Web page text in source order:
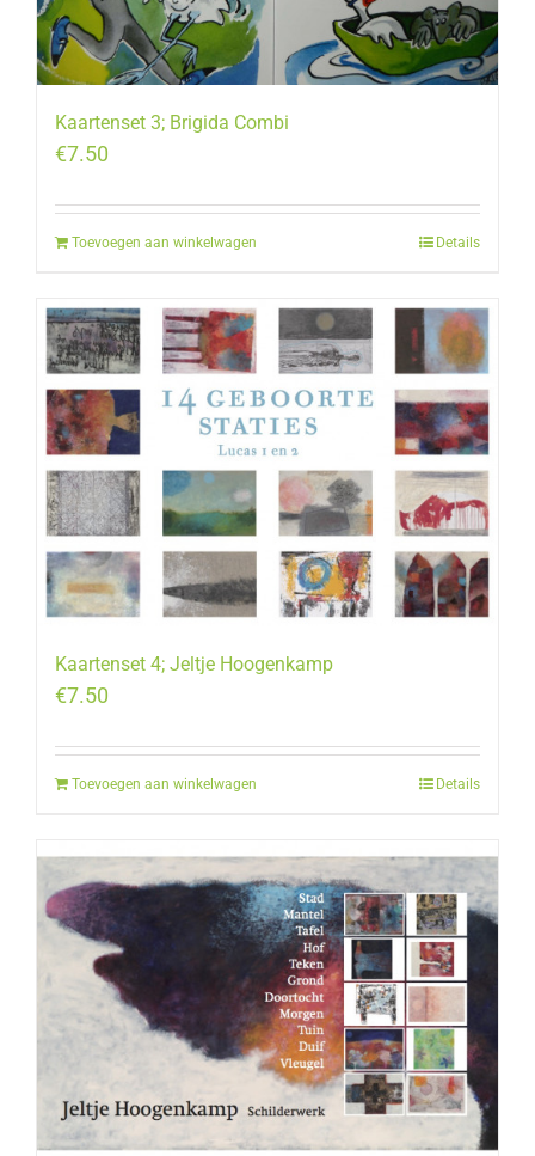
Kaartenset 3; Brigida Combi
€7.50
Toevoegen aan winkelwagen Details
Kaartenset 4; Jeltje Hoogenkamp
€7.50
Toevoegen aan winkelwagen Details